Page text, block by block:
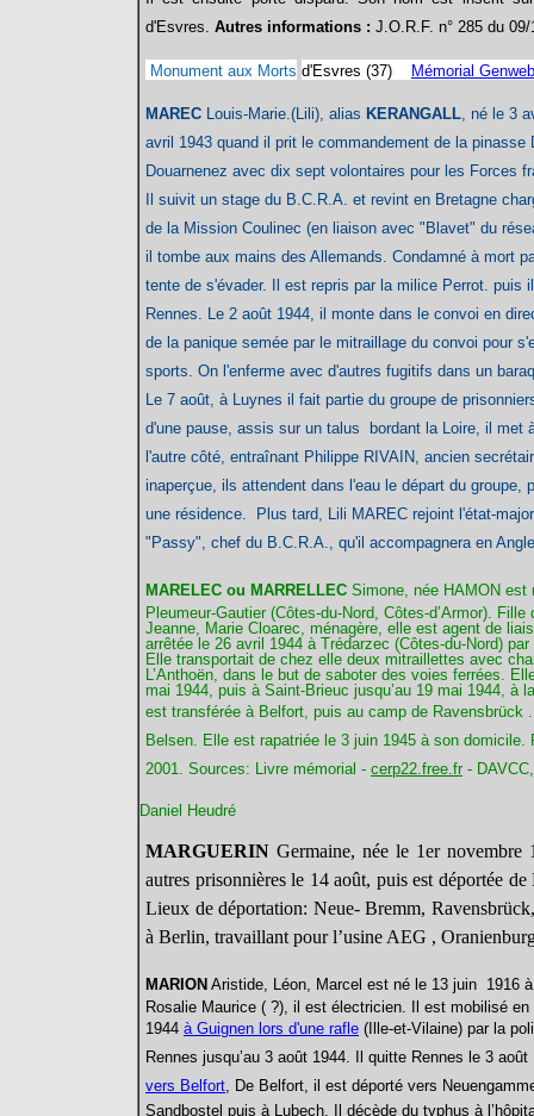
d'Esvres. Autres informations : J.O.R.F. n° 285 du
Monument aux Morts d'Esvres (37) Mémorial Genweb
MAREC Louis-Marie.(Lili), alias KERANGALL , né le 3
avril 1943 quand il prit le commandement de la pinasse
Douarnenez avec dix sept volontaires pour les Forces
Il suivit un stage du B.C.R.A. et revint en Bretagne
de la Mission Coulinec (en liaison avec "Blavet" du
il tombe aux mains des Allemands. Condamné à mort
tente de s'évader. Il est repris par la milice Perrot. puis
Rennes. Le 2 août 1944, il monte dans le convoi en
de la panique semée par le mitraillage du convoi pour
sports. On l'enferme avec d'autres fugitifs dans un
Le 7 août, à Luynes il fait partie du groupe de
d'une pause, assis sur un talus bordant la Loire, il met
l'autre côté, entraînant Philippe RIVAIN, ancien
inaperçue, ils attendent dans l'eau le départ du
une résidence. Plus tard, Lili MAREC rejoint l'état-
"Passy", chef du B.C.R.A., qu'il accompagnera en
MARELEC ou MARRELLEC Simone, née HAMON est
Pleumeur-Gautier (Côtes-du-Nord, Côtes-d’Armor).
Jeanne, Marie Cloarec, ménagère, elle est agent de
arrêtée le 26 avril 1944 à Trédarzec (Côtes-du-Nord)
Elle transportait de chez elle deux mitraillettes avec
L’Anthoën, dans le but de saboter des voies ferrées.
mai 1944, puis à Saint-Brieuc jusqu’au 19 mai 1944, à
est transférée à Belfort, puis au camp de Ravensbrück
Belsen. Elle est rapatriée le 3 juin 1945 à son
2001. Sources:
Livre mémorial - cerp22.free.fr -
Daniel Heudré
MARGUERIN Germaine, née le 1er
autres prisonnières le 14 août, puis est déportée
Lieux de déportation: Neue- Bremm,
à Berlin, travaillant pour l’usine AEG ,
MARION Aristide , Léon, Marcel est né le 13 juin 1916
Rosalie Maurice ( ?), il est électricien. Il est mobilisé
1944 à Guignen lors d'une rafle (Ille-et-Vilaine) par la
Rennes jusqu’au 3 août 1944. Il quitte Rennes le 3
vers Belfort
De Belfort, il est déporté vers
Sandbostel puis à Lubech. Il décède du typhus à